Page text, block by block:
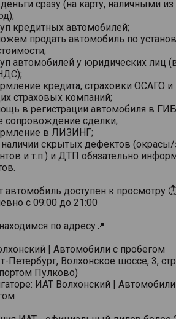
сразу (на карту, наличными
кредитных автомобилей;
продать автомобиль по
автомобилей у юридических лиц
кредита, страховки ОСАГО
страховых компаний;
в регистрации автомобиля в
сопровождение сделки;
в ЛИЗИНГ;
скрытых дефектов
и т.п.) и ДТП обязательно
автомобиль доступен к просмотру
с 09:00 до 21:00
по адресу📍
| Автомобили с пробегом
Петербург, Волхонское шоссе, 3,
Пулково)
ИАТ Волхонский |